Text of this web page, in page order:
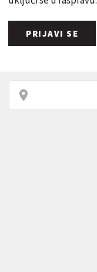
PRIJAVI SE